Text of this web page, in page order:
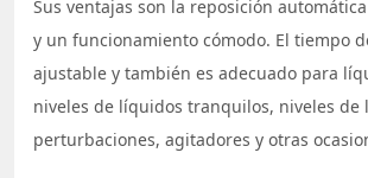
Sus ventajas son la reposición
y un funcionamiento cómodo. El tiempo
ajustable y también es adecuado para
niveles de líquidos tranquilos, niveles de
perturbaciones, agitadores y otras